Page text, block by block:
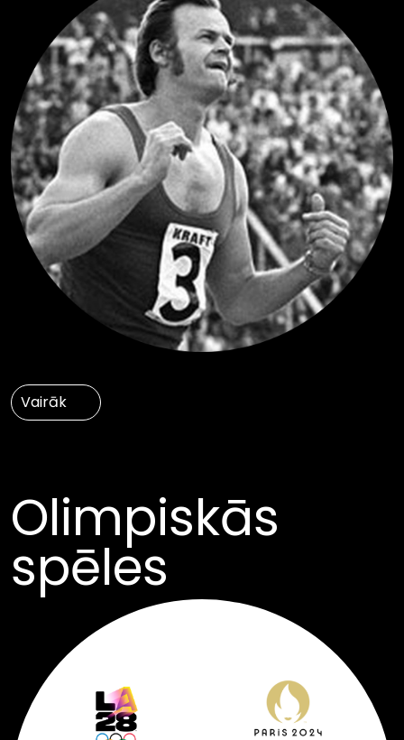
Vairāk
Olimpiskās
spēles